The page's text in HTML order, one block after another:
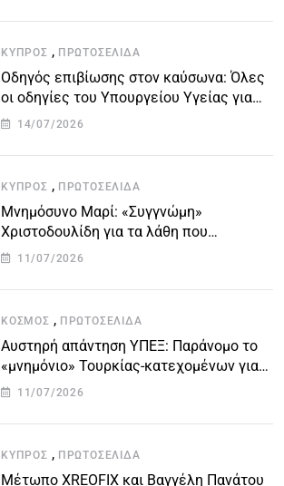
ΚΎΠΡΟΣ , ΠΡΩΤΟΣΈΛΙΔΑ
Οδηγός επιβίωσης στον καύσωνα: Όλες
οι οδηγίες του Υπουργείου Υγείας για
τις υψηλές θερμοκρασίες
14/07/2026
ΚΎΠΡΟΣ , ΠΡΩΤΟΣΈΛΙΔΑ
Μνημόσυνο Μαρί: «Συγγνώμη»
Χριστοδουλίδη για τα λάθη που
οδήγησαν στην τραγωδία
11/07/2026
ΚΌΣΜΟΣ , ΠΡΩΤΟΣΈΛΙΔΑ
Αυστηρή απάντηση ΥΠΕΞ: Παράνομο το
«μνημόνιο» Τουρκίας-κατεχομένων για
τον υποθαλάσσιο αγωγό
11/07/2026
ΚΎΠΡΟΣ , ΠΡΩΤΟΣΈΛΙΔΑ
Μέτωπο XREOFIX και Βαγγέλη Πανάτου